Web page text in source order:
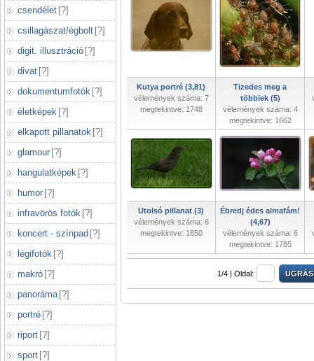
csendélet [?]
csillagászat/égbolt [?]
digit. illusztráció [?]
divat [?]
dokumentumfotók [?]
életképek [?]
elkapott pillanatok [?]
glamour [?]
hangulatképek [?]
humor [?]
infravörös fotók [?]
koncert - színpad [?]
légifotók [?]
makró [?]
panoráma [?]
portré [?]
riport [?]
sport [?]
Kutya portré (3,81)
vélemények száma: 7
megtekintve: 1748
Tizedes meg a
többiek (5)
vélemények száma: 4
megtekintve: 1662
Utolsó pillanat (3)
vélemények száma: 6
megtekintve: 1850
Ébredj édes almafám!
(4,67)
vélemények száma: 6
megtekintve: 1785
1/4 | Oldal: